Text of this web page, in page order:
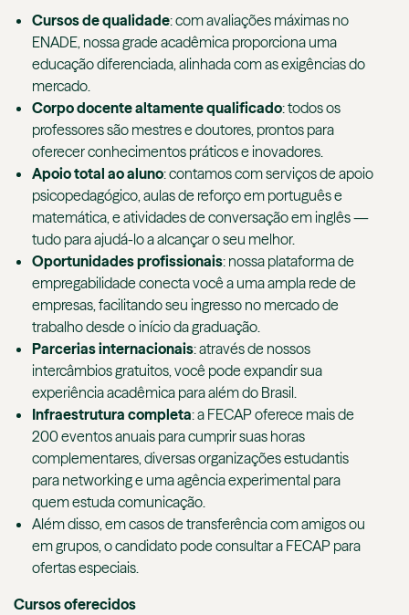
Cursos de qualidade: com avaliações máximas no
ENADE, nossa grade acadêmica proporciona uma
educação diferenciada, alinhada com as exigências do
mercado.
Corpo docente altamente qualificado: todos os
professores são mestres e doutores, prontos para
oferecer conhecimentos práticos e inovadores.
Apoio total ao aluno: contamos com serviços de apoio
psicopedagógico, aulas de reforço em português e
matemática, e atividades de conversação em inglês —
tudo para ajudá-lo a alcançar o seu melhor.
Oportunidades profissionais: nossa plataforma de
empregabilidade conecta você a uma ampla rede de
empresas, facilitando seu ingresso no mercado de
trabalho desde o início da graduação.
Parcerias internacionais: através de nossos
intercâmbios gratuitos, você pode expandir sua
experiência acadêmica para além do Brasil.
Infraestrutura completa: a FECAP oferece mais de
200 eventos anuais para cumprir suas horas
complementares, diversas organizações estudantis
para networking e uma agência experimental para
quem estuda comunicação.
Além disso, em casos de transferência com amigos ou
em grupos, o candidato pode consultar a FECAP para
ofertas especiais.
Cursos oferecidos